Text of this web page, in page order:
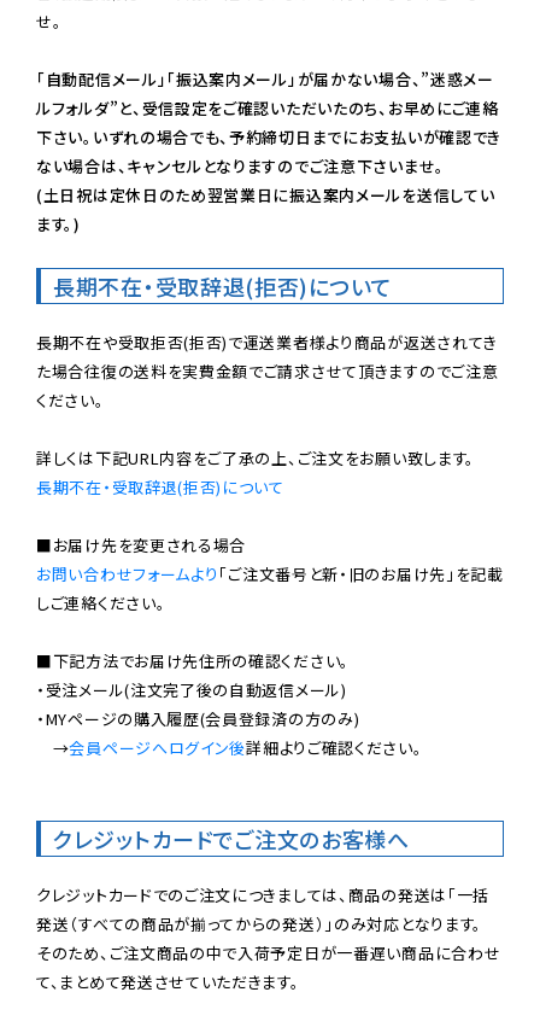
せ。
「自動配信メール」「振込案内メール」が届かない場合、”迷惑メー
ルフォルダ”と、受信設定をご確認いただいたのち、お早めにご連絡
下さい。いずれの場合でも、予約締切日までにお支払いが確認でき
ない場合は、キャンセルとなりますのでご注意下さいませ。
(土日祝は定休日のため翌営業日に振込案内メールを送信してい
ます。)
長期不在・受取辞退(拒否)について
長期不在や受取拒否(拒否)で運送業者様より商品が返送されてき
た場合往復の送料を実費金額でご請求させて頂きますのでご注意
ください。
長期不在・受取辞退(拒否)について
お問い合わせフォームより 「ご注文番号と新・旧のお届け先」を記載
しご連絡ください。
■下記方法でお届け先住所の確認ください。
・受注メール(注文完了後の自動返信メール)
・MYページの購入履歴(会員登録済の方のみ)
→会員ページへログイン後詳細よりご確認ください。
クレジットカードでご注文のお客様へ
クレジットカードでのご注文につきましては、商品の発送は「一括
発送（すべての商品が揃ってからの発送）」のみ対応となります。
そのため、ご注文商品の中で入荷予定日が一番遅い商品に合わせ
て、まとめて発送させていただきます。